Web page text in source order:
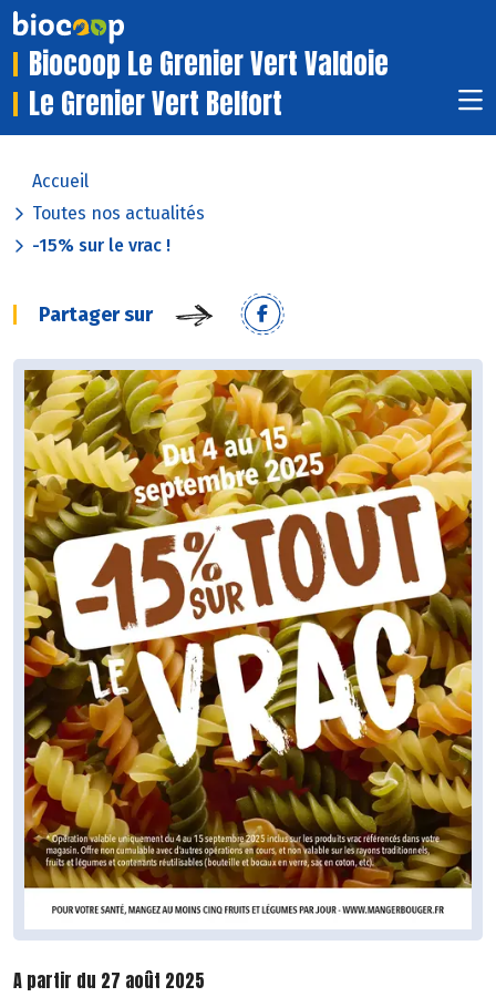
Biocoop Le Grenier Vert Valdoie
Le Grenier Vert Belfort
Accueil
Toutes nos actualités
-15% sur le vrac !
Partager sur
A partir du 27 août 2025